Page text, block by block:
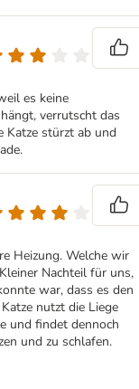
es keine
verrutscht das
Katze stürzt ab und
Heizung. Welche wir
Nachteil für uns,
war, dass es den
nutzt die Liege
und findet dennoch
und zu schlafen.